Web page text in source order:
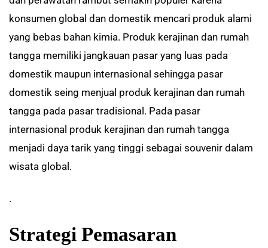
konsumen global dan domestik mencari produk alami
yang bebas bahan kimia. Produk kerajinan dan rumah
tangga memiliki jangkauan pasar yang luas pada
domestik maupun internasional sehingga pasar
domestik seing menjual produk kerajinan dan rumah
tangga pada pasar tradisional. Pada pasar
internasional produk kerajinan dan rumah tangga
menjadi daya tarik yang tinggi sebagai souvenir dalam
wisata global.
.
Strategi Pemasaran